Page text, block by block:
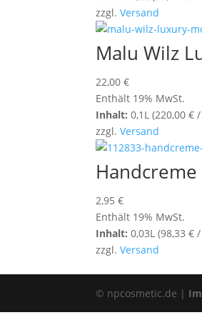
zzgl.Versand
Malu Wilz
22,00€
Enthält 19% MwSt.
Inhalt: 0,1L (220,00€ /
zzgl.Versand
2,95€
Enthält 19% MwSt.
Inhalt: 0,03L (98,33€ /
zzgl.Versand
© npcosmetic.de |